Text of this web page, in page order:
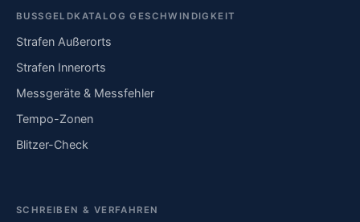
BUSSGELDKATALOG GESCHWINDIGKEIT
Strafen Außerorts
Strafen Innerorts
Messgeräte & Messfehler
Tempo-Zonen
Blitzer-Check
SCHREIBEN & VERFAHREN